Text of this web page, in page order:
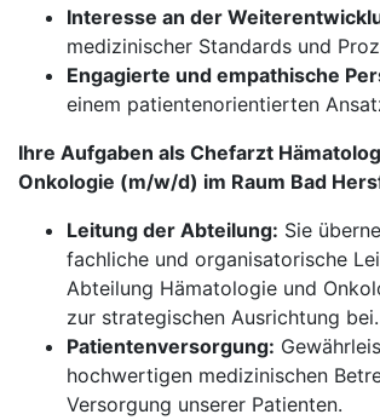
Interesse an der
medizinischer Standards und
Engagierte und empathische
einem patientenorientierten
Ihre Aufgaben als Chefarzt
Onkologie (m/w/d) im Raum Bad
Leitung der Abteilung: Sie
fachliche und organisatorische
Abteilung Hämatologie und
zur strategischen Ausrichtung bei.
Patientenversorgung:
hochwertigen medizinischen
Versorgung unserer Patienten.